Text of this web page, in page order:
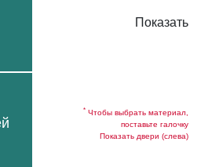
Показать
* Чтобы выбрать материал,
поставьте галочку
Показать двери (слева)